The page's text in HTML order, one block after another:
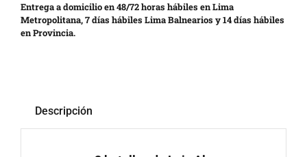
Entrega a domicilio en 48/72 horas hábiles en Lima
Metropolitana, 7 días hábiles Lima Balnearios y 14 días hábiles
en Provincia.
Descripción